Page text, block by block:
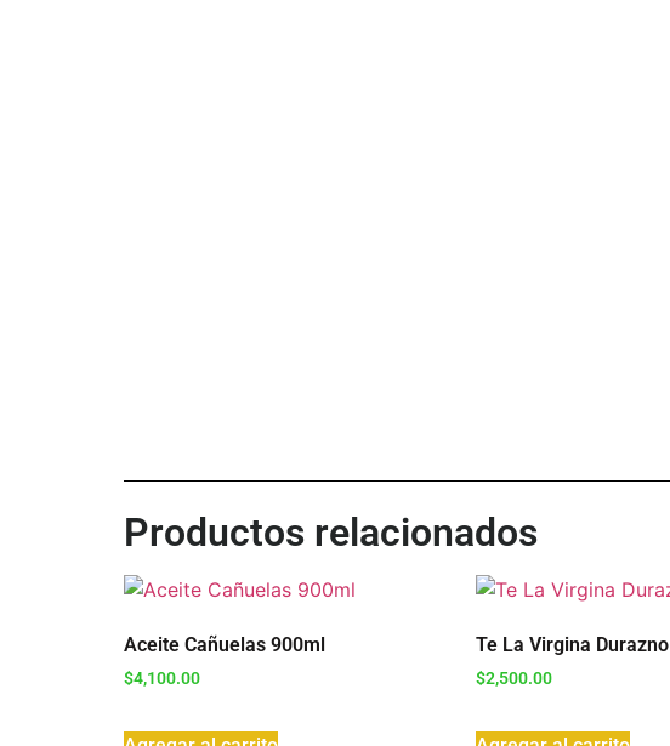
Productos relacionados
Aceite Cañuelas 900ml
$4,100.00
Te La Virgina Durazno
$2,500.00